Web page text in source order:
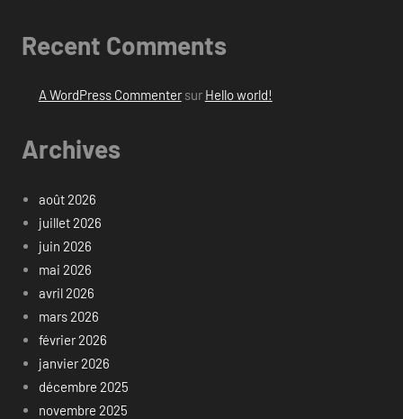
Recent Comments
A WordPress Commentersur Hello world!
Archives
août 2026
juillet 2026
juin 2026
mai 2026
avril 2026
mars 2026
février 2026
janvier 2026
décembre 2025
novembre 2025